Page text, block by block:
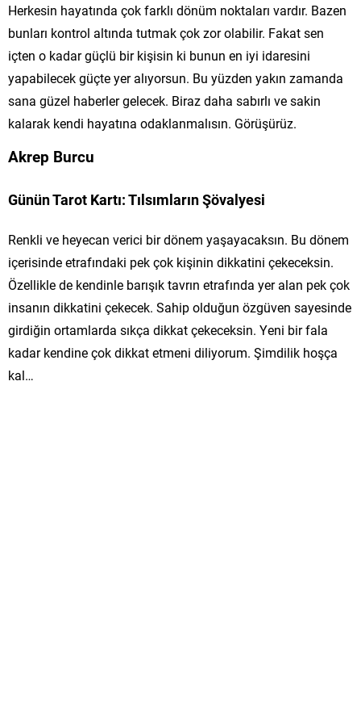
Herkesin hayatında çok farklı dönüm noktaları vardır. Bazen
bunları kontrol altında tutmak çok zor olabilir. Fakat sen
içten o kadar güçlü bir kişisin ki bunun en iyi idaresini
yapabilecek güçte yer alıyorsun. Bu yüzden yakın zamanda
sana güzel haberler gelecek. Biraz daha sabırlı ve sakin
kalarak kendi hayatına odaklanmalısın. Görüşürüz.
Akrep Burcu
Günün Tarot Kartı: Tılsımların Şövalyesi
Renkli ve heyecan verici bir dönem yaşayacaksın. Bu dönem
içerisinde etrafındaki pek çok kişinin dikkatini çekeceksin.
Özellikle de kendinle barışık tavrın etrafında yer alan pek çok
insanın dikkatini çekecek. Sahip olduğun özgüven sayesinde
girdiğin ortamlarda sıkça dikkat çekeceksin. Yeni bir fala
kadar kendine çok dikkat etmeni diliyorum. Şimdilik hoşça
kal…